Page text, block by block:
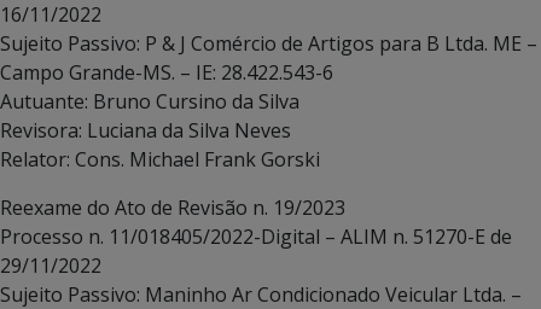
16/11/2022
Sujeito Passivo: P & J Comércio de Artigos para B Ltda. ME –
Campo Grande-MS. – IE: 28.422.543-6
Autuante: Bruno Cursino da Silva
Revisora: Luciana da Silva Neves
Relator: Cons. Michael Frank Gorski
Reexame do Ato de Revisão n. 19/2023
Processo n. 11/018405/2022-Digital – ALIM n. 51270-E de
29/11/2022
Sujeito Passivo: Maninho Ar Condicionado Veicular Ltda. –